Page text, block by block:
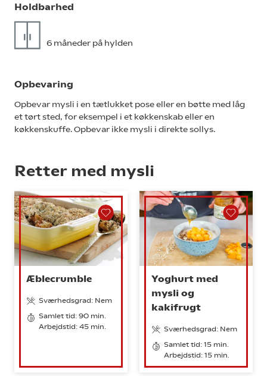
Holdbarhed
6 måneder på hylden
Opbevaring
Opbevar mysli i en tætlukket pose eller en bøtte med låg
et tørt sted, for eksempel i et køkkenskab eller en
køkkenskuffe. Opbevar ikke mysli i direkte sollys.
Retter med mysli
Æblecrumble
Sværhedsgrad: Nem
Samlet tid: 90 min.
Arbejdstid: 45 min.
Yoghurt med
mysli og
kakifrugt
Sværhedsgrad: Nem
Samlet tid: 15 min.
Arbejdstid: 15 min.